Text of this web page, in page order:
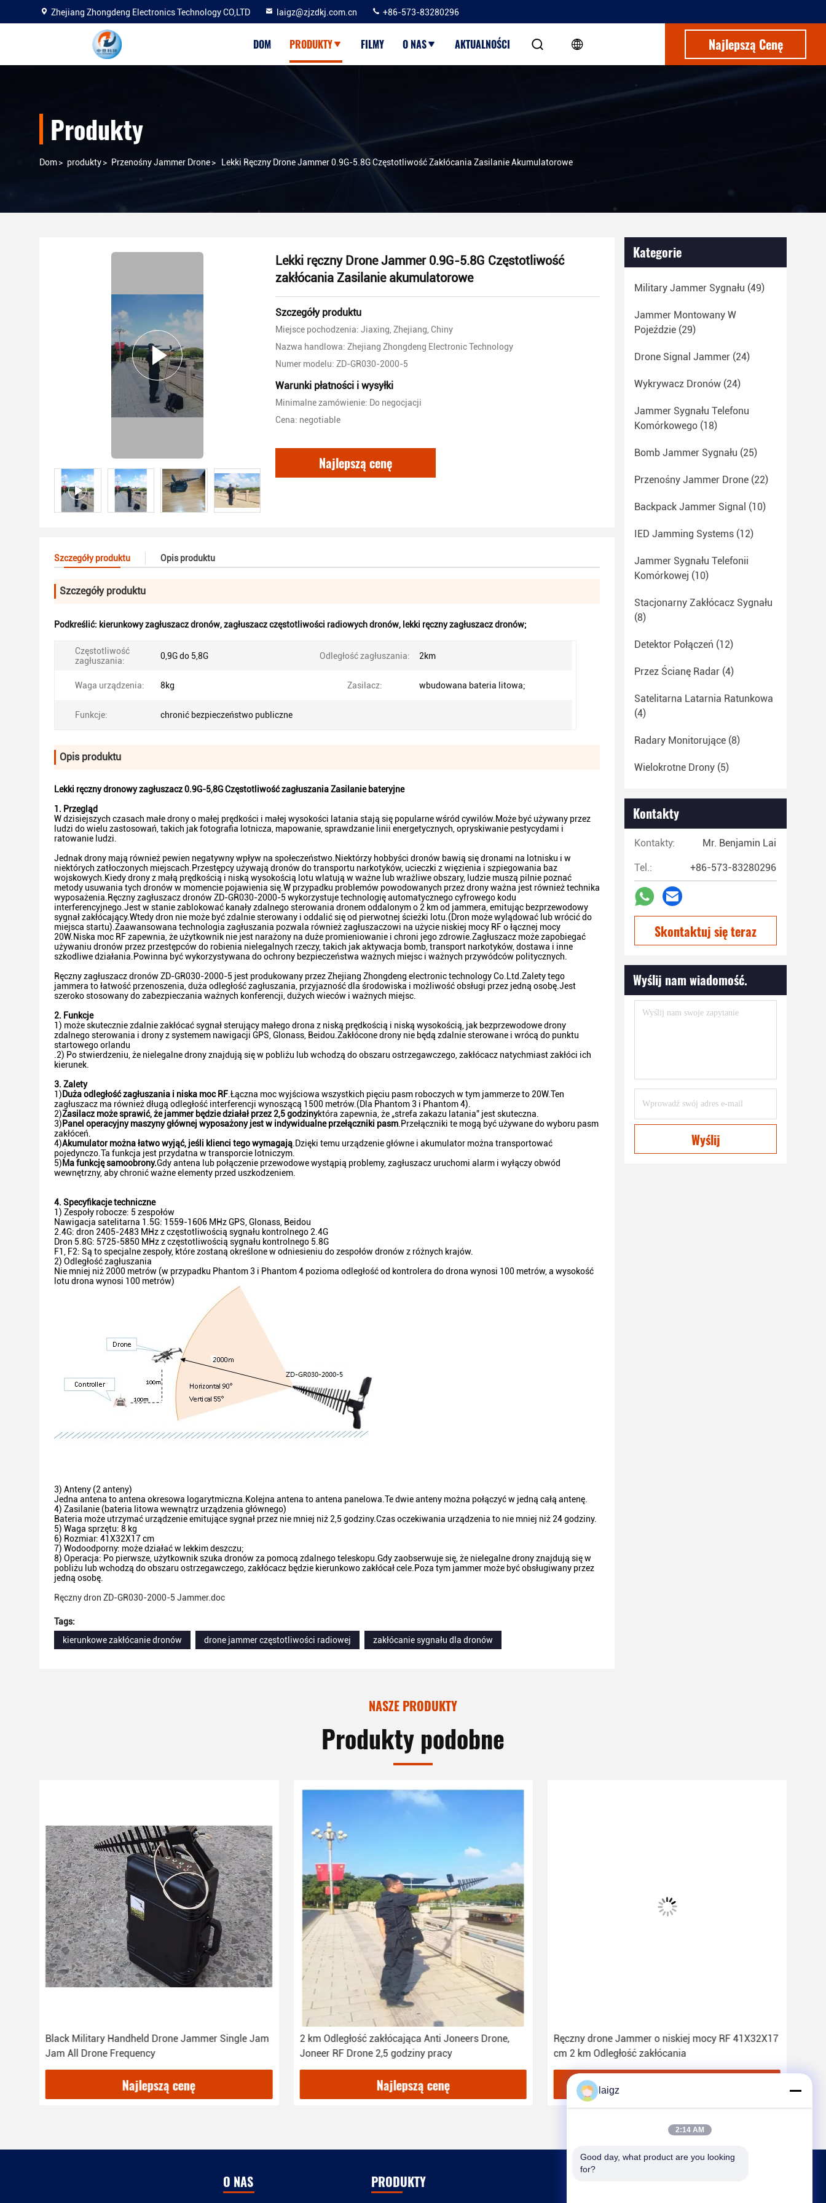
Zhejiang Zhongdeng Electronics Technology CO,LTD laigz@zjzdkj.com.cn +86-573-83280296
DOM PRODUKTY FILMY O NAS AKTUALNOŚCI Najlepszą Cenę
Produkty
Dom> produkty> Przenośny Jammer Drone> Lekki Ręczny Drone Jammer 0.9G-5.8G Częstotliwość Zakłócania Zasilanie Akumulatorowe
Lekki ręczny Drone Jammer 0.9G-5.8G Częstotliwość
zakłócania Zasilanie akumulatorowe
Szczegóły produktu
Miejsce pochodzenia: Jiaxing, Zhejiang, Chiny
Nazwa handlowa: Zhejiang Zhongdeng Electronic Technology
Numer modelu: ZD-GR030-2000-5
Warunki płatności i wysyłki
Minimalne zamówienie: Do negocjacji
Cena: negotiable
Najlepszą cenę
Szczegóły produktu Opis produktu
Szczegóły produktu
Podkreślić: kierunkowy zagłuszacz dronów,zagłuszacz częstotliwości radiowych dronów, lekki ręczny zagłuszacz dronów;
Częstotliwość
zagłuszania:
0,9G do 5,8G Odległość zagłuszania: 2km
Waga urządzenia: 8kg Zasilacz: wbudowana bateria litowa;
Funkcje: chronić bezpieczeństwo publiczne
Opis produktu
Lekki ręczny dronowy zagłuszacz 0.9G-5,8G Częstotliwość zagłuszania Zasilanie bateryjne
1. Przegląd
W dzisiejszych czasach małe drony o małej prędkości i małej wysokości latania stają się popularne wśród cywilów.Może być używany przez
ludzi do wielu zastosowań, takich jak fotografia lotnicza, mapowanie, sprawdzanie linii energetycznych, opryskiwanie pestycydami i
ratowanie ludzi.
Jednak drony mają również pewien negatywny wpływ na społeczeństwo.Niektórzy hobbyści dronów bawią się dronami na lotnisku i w
niektórych zatłoczonych miejscach.Przestępcy używają dronów do transportu narkotyków, ucieczki z więzienia i szpiegowania baz
wojskowych.Kiedy drony z małą prędkością i niską wysokością lotu wlatują w ważne lub wrażliwe obszary, ludzie muszą pilnie poznać
metody usuwania tych dronów w momencie pojawienia się.W przypadku problemów powodowanych przez drony ważna jest również technika
wyposażenia.Ręczny zagłuszacz dronów ZD-GR030-2000-5 wykorzystuje technologię automatycznego cyfrowego kodu
interferencyjnego.Jest w stanie zablokować kanały zdalnego sterowania dronem oddalonym o 2 km od jammera, emitując bezprzewodowy
sygnał zakłócający.Wtedy dron nie może być zdalnie sterowany i oddalić się od pierwotnej ścieżki lotu.(Dron może wylądować lub wrócić do
miejsca startu).Zaawansowana technologia zagłuszania pozwala również zagłuszaczowi na użycie niskiej mocy RF o łącznej mocy
20W.Niska moc RF zapewnia, że ​​użytkownik nie jest narażony na duże promieniowanie i chroni jego zdrowie.Zagłuszacz może zapobiegać
używaniu dronów przez przestępców do robienia nielegalnych rzeczy, takich jak aktywacja bomb, transport narkotyków, dostawa i inne
szkodliwe działania.Powinna być wykorzystywana do ochrony bezpieczeństwa ważnych miejsc i ważnych przywódców politycznych.
Ręczny zagłuszacz dronów ZD-GR030-2000-5 jest produkowany przez Zhejiang Zhongdeng electronic technology Co.Ltd.Zalety tego
jammera to łatwość przenoszenia, duża odległość zagłuszania, przyjazność dla środowiska i możliwość obsługi przez jedną osobę.Jest
szeroko stosowany do zabezpieczania ważnych konferencji, dużych wieców i ważnych miejsc.
2. Funkcje
1) może skutecznie zdalnie zakłócać sygnał sterujący małego drona z niską prędkością i niską wysokością, jak bezprzewodowe drony
zdalnego sterowania i drony z systemem nawigacji GPS, Glonass, Beidou.Zakłócone drony nie będą zdalnie sterowane i wrócą do punktu
startowego orlandu
.2) Po stwierdzeniu, że nielegalne drony znajdują się w pobliżu lub wchodzą do obszaru ostrzegawczego, zakłócacz natychmiast zakłóci ich
kierunek.
3. Zalety
1) Duża odległość zagłuszania i niska moc RF.Łączna moc wyjściowa wszystkich pięciu pasm roboczych w tym jammerze to 20W.Ten
zagłuszacz ma również długą odległość interferencji wynoszącą 1500 metrów.(Dla Phantom 3 i Phantom 4).
2)Zasilacz może sprawić, że jammer będzie działał przez 2,5 godzinyktóra zapewnia, że ​​„strefa zakazu latania” jest skuteczna.
3) Panel operacyjny maszyny głównej wyposażony jest w indywidualne przełączniki pasm.Przełączniki te mogą być używane do wyboru pasm
zakłóceń.
4)Akumulator można łatwo wyjąć, jeśli klienci tego wymagają.Dzięki temu urządzenie główne i akumulator można transportować
pojedynczo.Ta funkcja jest przydatna w transporcie lotniczym.
5)Ma funkcję samoobrony.Gdy antena lub połączenie przewodowe wystąpią problemy, zagłuszacz uruchomi alarm i wyłączy obwód
wewnętrzny, aby chronić ważne elementy przed uszkodzeniem.
4. Specyfikacje techniczne
1) Zespoły robocze: 5 zespołów
Nawigacja satelitarna 1.5G: 1559-1606 MHz GPS, Glonass, Beidou
2.4G: dron 2405-2483 MHz z częstotliwością sygnału kontrolnego 2.4G
Dron 5.8G: 5725-5850 MHz z częstotliwością sygnału kontrolnego 5.8G
F1, F2: Są to specjalne zespoły, które zostaną określone w odniesieniu do zespołów dronów z różnych krajów.
2) Odległość zagłuszania
Nie mniej niż 2000 metrów (w przypadku Phantom 3 i Phantom 4 pozioma odległość od kontrolera do drona wynosi 100 metrów, a wysokość
lotu drona wynosi 100 metrów)
3) Anteny (2 anteny)
Jedna antena to antena okresowa logarytmiczna.Kolejna antena to antena panelowa.Te dwie anteny można połączyć w jedną całą antenę.
4) Zasilanie (bateria litowa wewnątrz urządzenia głównego)
Bateria może utrzymać urządzenie emitujące sygnał przez nie mniej niż 2,5 godziny.Czas oczekiwania urządzenia to nie mniej niż 24 godziny.
5) Waga sprzętu: 8 kg
6) Rozmiar: 41X32X17 cm
7) Wodoodporny: może działać w lekkim deszczu;
8) Operacja: Po pierwsze, użytkownik szuka dronów za pomocą zdalnego teleskopu.Gdy zaobserwuje się, że nielegalne drony znajdują się w
pobliżu lub wchodzą do obszaru ostrzegawczego, zakłócacz będzie kierunkowo zakłócał cele.Poza tym jammer może być obsługiwany przez
jedną osobę.
Ręczny dron ZD-GR030-2000-5 Jammer.doc
Tags:
kierunkowe zakłócanie dronów
drone jammer częstotliwości radiowej zakłócanie sygnału dla dronów
Kategorie
Military Jammer Sygnału (49)
Jammer Montowany W
Pojeździe (29)
Drone Signal Jammer (24)
Wykrywacz Dronów (24)
Jammer Sygnału Telefonu
Komórkowego (18)
Bomb Jammer Sygnału (25)
Przenośny Jammer Drone (22)
Backpack Jammer Signal (10)
IED Jamming Systems (12)
Jammer Sygnału Telefonii
Komórkowej (10)
Stacjonarny Zakłócacz Sygnału
(8)
Detektor Połączeń (12)
Przez Ścianę Radar (4)
Satelitarna Latarnia Ratunkowa
(4)
Radary Monitorujące (8)
Wielokrotne Drony (5)
Kontakty
Kontakty: Mr. Benjamin Lai
Tel.: +86-573-83280296
Skontaktuj się teraz
Wyślij nam wiadomość.
Wyślij
NASZE PRODUKTY
Produkty podobne
Black Military Handheld Drone Jammer Single Jam
Jam All Drone Frequency
Najlepszą cenę
2 km Odległość zakłócająca Anti Joneers Drone,
Joneer RF Drone 2,5 godziny pracy
Najlepszą cenę
Ręczny drone Jammer o niskiej mocy RF 41X32X17
cm 2 km Odległość zakłócania
O NAS PRODUKTY
laigz
2:14 AM
Good day, what product are you looking
for?